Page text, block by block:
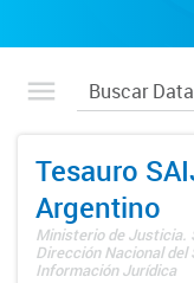
Tesauro
Argentino
Ministerio de Justicia.
Dirección Nacional
Información Jurídica